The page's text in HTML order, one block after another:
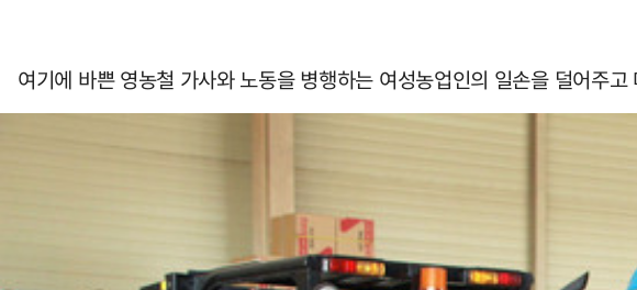
여기에 바쁜 영농철 가사와 노동을 병행하는 여성농업인의 일손을 덜어주